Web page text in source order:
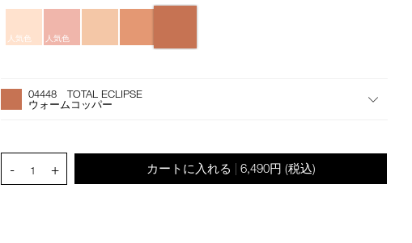
as
or
form
search
rating
バ
エ
ン
人気色 人気色
プ
を
カ
ー
Actions04448 TOTAL ECLIPSE
ウォームコッパー
- 1 + カートに入れる 6,490円 (税込)